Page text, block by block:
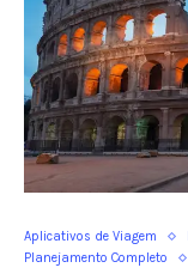
Aplicativos de Viagem
Planejamento Completo